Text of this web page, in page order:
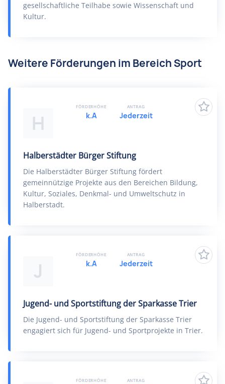
gesellschaftliche Teilhabe sowie Wissenschaft und
Kultur.
Weitere Förderungen im Bereich Sport
H
Halberstädter Bürger Stiftung
Die Halberstädter Bürger Stiftung fördert
gemeinnützige Projekte aus den Bereichen Bildung,
Kultur, Soziales, Denkmal- und Umweltschutz in
Halberstadt.
FÖRDERHÖHE
k.A
ANTRAG
Jederzeit
J
Jugend- und Sportstiftung der Sparkasse Trier
Die Jugend- und Sportstiftung der Sparkasse Trier
engagiert sich für Jugend- und Sportprojekte in Trier.
FÖRDERHÖHE
k.A
ANTRAG
Jederzeit
FÖRDERHÖHE ANTRAG